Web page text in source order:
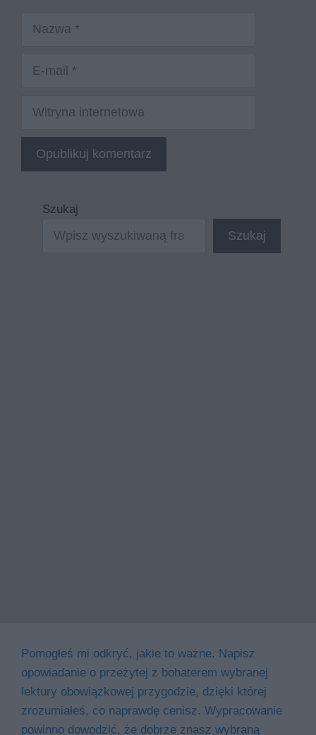
Nazwa
Witryna
Szukaj
Szukaj
Pomogłeś mi odkryć, jakie to ważne. Napisz
opowiadanie o przeżytej z bohaterem wybranej
lektury obowiązkowej przygodzie, dzięki której
zrozumiałeś, co naprawdę cenisz. Wypracowanie
powinno dowodzić, że dobrze znasz wybraną